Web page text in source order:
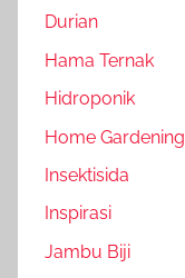
Durian
Hama Ternak
Hidroponik
Home Gardening
Insektisida
Inspirasi
Jambu Biji